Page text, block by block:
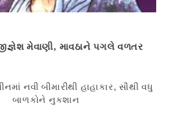
મેવાણી, માવઠાને પગલે વળતર